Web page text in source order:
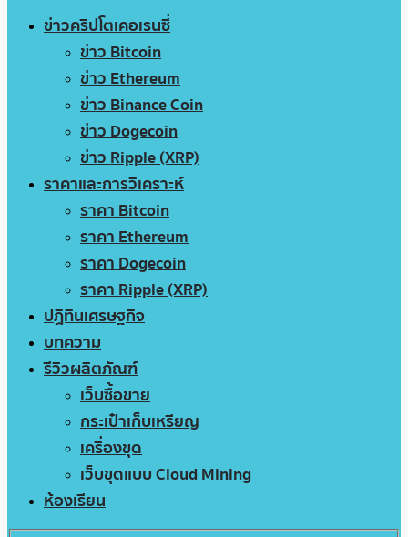
ข่าวคริปโตเคอเรนซี่
ข่าว Bitcoin
ข่าว Ethereum
ข่าว Binance Coin
ข่าว Dogecoin
ข่าว Ripple (XRP)
ราคาและการวิเคราะห์
ราคา Bitcoin
ราคา Ethereum
ราคา Dogecoin
ราคา Ripple (XRP)
ปฏิทินเศรษฐกิจ
บทความ
รีวิวผลิตภัณฑ์
เว็บซื้อขาย
กระเป๋าเก็บเหรียญ
เครื่องขุด
เว็บขุดแบบ Cloud Mining
ห้องเรียน